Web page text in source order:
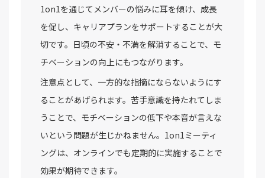
1on1を通じてメンバーの悩みに耳を傾け、成長
を促し、キャリアプランをサポートすることが大
切です。日頃の不安・不満を解消することで、モ
チベーションの向上にもつながります。
注意点として、一方的な指摘にならないようにす
ることがあげられます。苦手意識を持たれてしま
うことで、モチベーションの低下や本音が言えな
いという問題が生じかねません。1on1ミーティ
ングは、オンラインでも定期的に実施することで
効果が期待できます。